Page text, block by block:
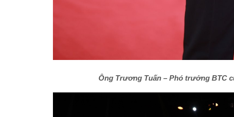
Ông Trương Tuấn – Phó trưởng BTC